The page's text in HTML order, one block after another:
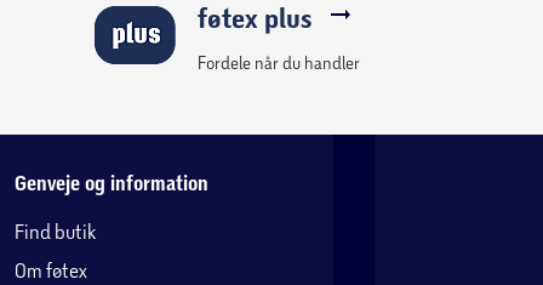
føtex plus
Fordele når du handler
Genveje og information
Find butik
Om føtex